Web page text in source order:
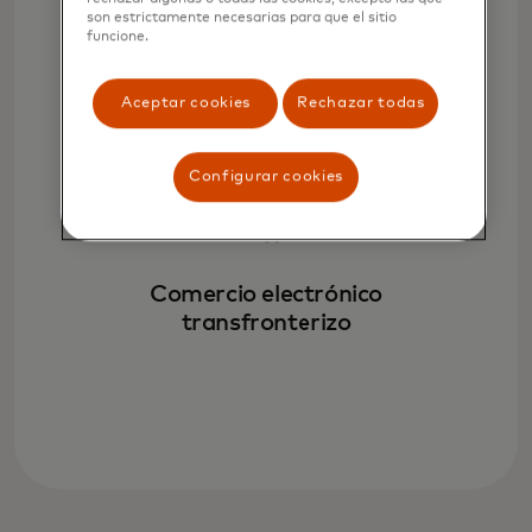
Pagos recurrentes
Comercio electrónico
transfronterizo
son estrictamente necesarias para que el sitio
funcione.
Aceptar cookies Rechazar todas
Configurar cookies